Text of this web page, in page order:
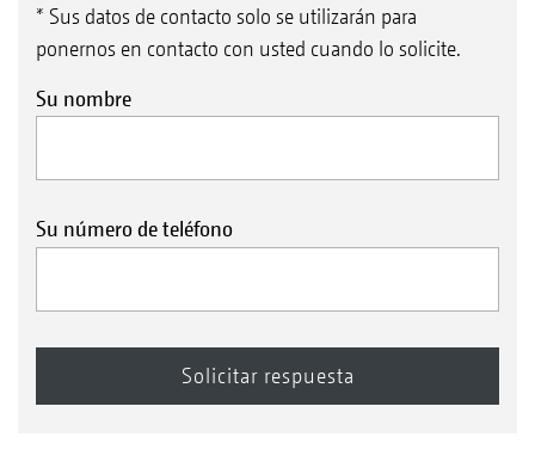
* Sus datos de contacto solo se utilizarán para
ponernos en contacto con usted cuando lo solicite.
Su nombre
Su número de teléfono